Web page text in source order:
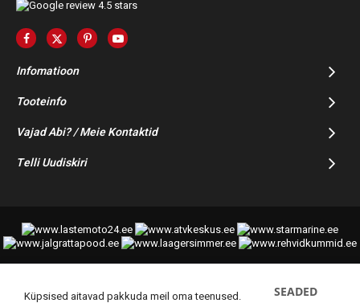
Infomatioon
Tooteinfo
Vajad Abi? / Meie Kontaktid
Telli Uudiskiri
© 2014-2025 Starmoto OÜ
Küpsised aitavad pakkuda meil oma teenused.
SEADED